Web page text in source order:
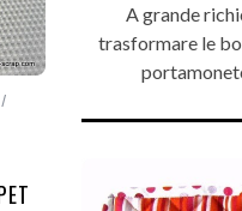
A grande
trasformare le